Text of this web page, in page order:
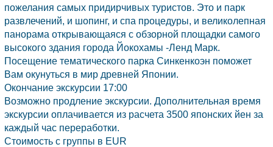
пожелания самых придирчивых туристов. Это и парк
развлечений, и шопинг, и спа процедуры, и великолепная
панорама открывающаяся с обзорной площадки самого
высокого здания города Йокохамы -Ленд Марк.
Посещение тематического парка Синкенкоэн поможет
Вам окунуться в мир древней Японии.
Окончание экскурсии 17:00
Возможно продление экскурсии. Дополнительная время
экскурсии оплачивается из расчета 3500 японских йен за
каждый час переработки.
Стоимость с группы в EUR